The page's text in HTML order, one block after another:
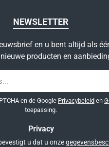
NEWSLETTER
en u bent altijd als
producten en
en de Google Privacybeleid en
toepassing.
Privacy
u dat u onze